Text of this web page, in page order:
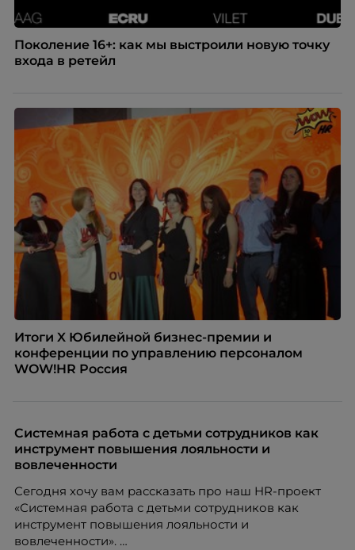
Поколение 16+: как мы выстроили новую точку
входа в ретейл
Итоги X Юбилейной бизнес-премии и
конференции по управлению персоналом
WOW!HR Россия
Системная работа с детьми сотрудников как
инструмент повышения лояльности и
вовлеченности
Сегодня хочу вам рассказать про наш HR-проект
«Системная работа с детьми сотрудников как
инструмент повышения лояльности и
вовлеченности».